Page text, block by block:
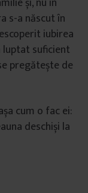
s-a născut în
iubirea
luptat suficient
pregătește de
cum o fac ei:
deschiși la